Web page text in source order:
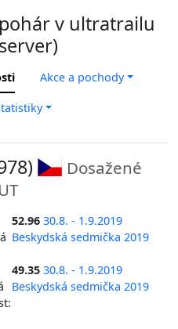
v ultratrailu
Akce a pochody
Dosažené
52.96 30.8. - 1.9.2019
Beskydská sedmička 2019
49.35 30.8. - 1.9.2019
Beskydská sedmička 2019